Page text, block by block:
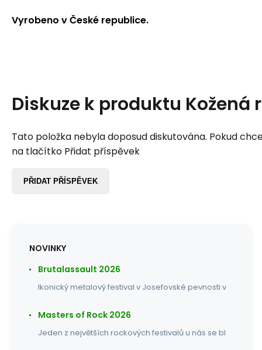
Vyrobeno v České republice.
Diskuze k produktu Kožená
Tato položka nebyla doposud diskutována. Pokud
na tlačítko Přidat příspěvek
PŘIDAT PŘÍSPĚVEK
NOVINKY
Brutalassault 2026
Ikonický metalový festival v Josefovské pevnosti v
Masters of Rock 2026
Jeden z největších rockových festivalů u nás se bl